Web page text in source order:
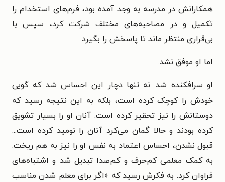
همکارانش در مدرسه به وجد آمده بود، فرم‌های استخدام را
تکمیل و در مصاحبه‌های مختلف شرکت کرد، سپس با
بی‌قراری منتظر ماند تا پاسخش را بگیرد.
اما او موفق نشد.
او سرافکنده شد. نه تنها دچار این احساس شد که گویی
خودش را کوچک کرده است، بلکه به این نتیجه رسید که
دوستانش را نیز تحقیر کرده است. آنان او را بسیار تشویق
کرده بودند و حالا گمان می‌کرد آنان را نومید کرده است...
قبول نشدن، احساس اعتماد به نفس او را نیز به هم ریخت.
به کمک معلمی کم‌حرف و کم‌صدا تبدیل شد و اشتباه‌های
فراوان کرد. به فکرش رسید که «اگر برای معلم شدن مناسب